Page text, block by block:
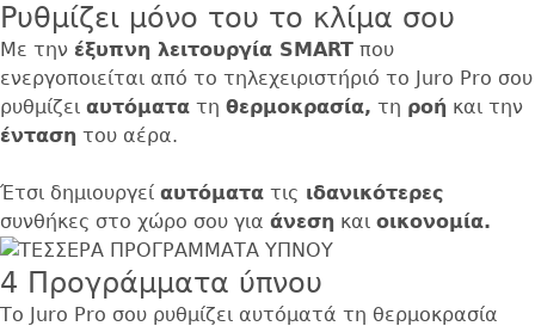
Ρυθμίζει μόνο του το κλίμα σου
Με την έξυπνη λειτουργία SMART που
ενεργοποιείται από το τηλεχειριστήριό το Juro Pro σου
ρυθμίζει αυτόματα τη θερμοκρασία, τη ροή και την
ένταση του αέρα.
Έτσι δημιουργεί αυτόματα τις ιδανικότερες
συνθήκες στο χώρο σου για άνεση και οικονομία.
4 Προγράμματα ύπνου
Το Juro Pro σου ρυθμίζει αυτόματά τη θερμοκρασία